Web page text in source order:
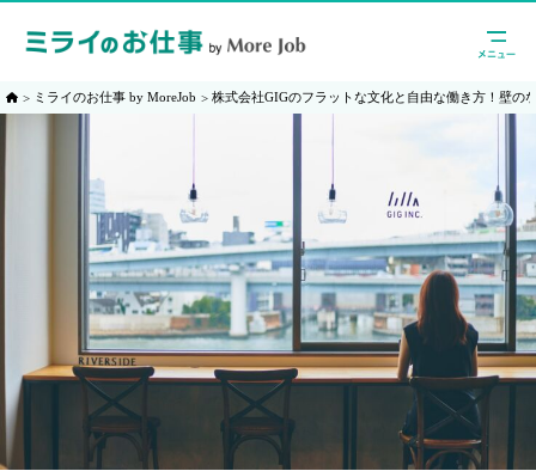
ミライのお仕事 by MoreJob 株式会社GIGのフラットな文化と自由な働き方！壁の